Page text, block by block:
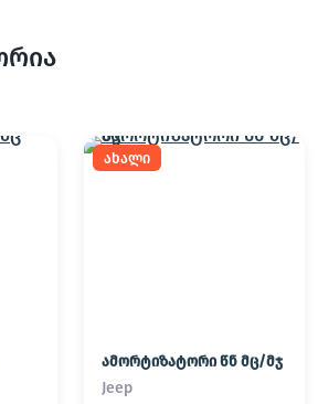
ახალი
ამორტიზატორი წნ მც/მჯ
Jeep